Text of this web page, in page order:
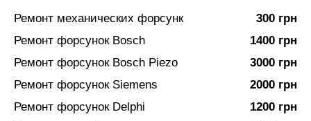
Ремонт механических форсунк
300 грн
Ремонт форсунок Bosch
1400 грн
Ремонт форсунок Bosch Piezo
3000 грн
Ремонт форсунок Siemens
2000 грн
Ремонт форсунок Delphi
1200 грн